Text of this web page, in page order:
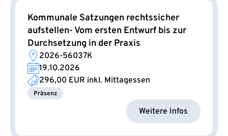
Kommunale Satzungen rechtssicher
aufstellen- Vom ersten Entwurf bis zur
Durchsetzung in der Praxis
2026-56037K
19.10.2026
296,00 EUR inkl. Mittagessen
Präsenz
Weitere Infos